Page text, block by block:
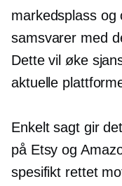
markedsplass og
samsvarer med
Dette vil øke
aktuelle
Enkelt sagt gir
på Etsy og
spesifikt rettet